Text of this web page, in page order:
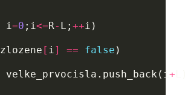
i =0 ; i <=R- L ; ++i )
zlozene [ i ] == false )
velke_prvocisla . push_back ( i +